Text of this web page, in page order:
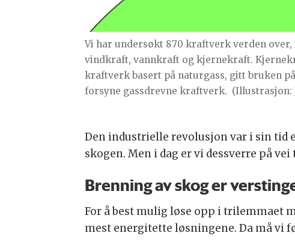
Vi har undersøkt 870 kraftverk verden
vindkraft, vannkraft og kjernekraft.
kraftverk basert på naturgass, gitt bruken
forsyne gassdrevne kraftverk. (Illustrasjon:
Den industrielle revolusjon var i sin tid
skogen. Men i dag er vi dessverre på
Brenning av skog er
For å best mulig løse opp i trilemmaet
mest energitette løsningene. Da må vi